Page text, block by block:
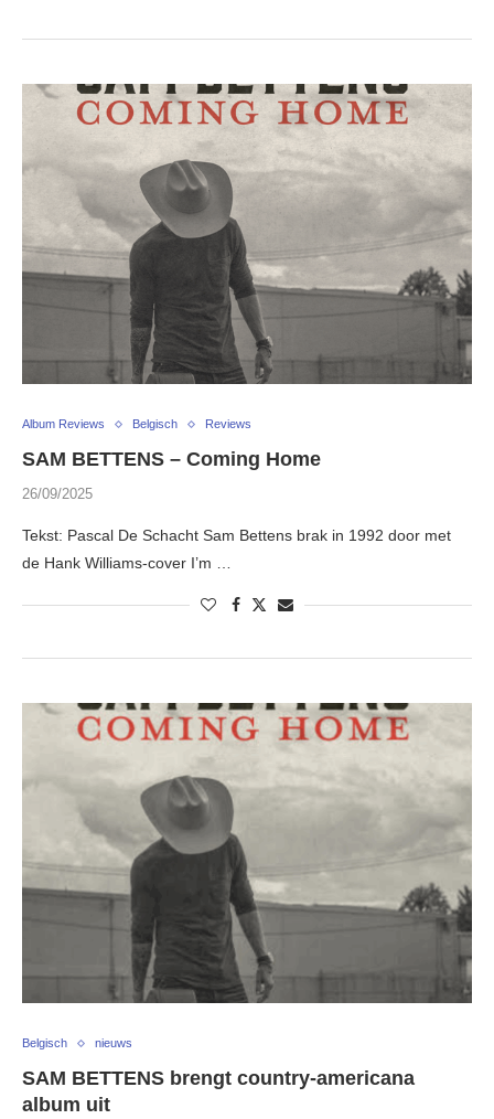
Album Reviews Belgisch Reviews
SAM BETTENS – Coming Home
26/09/2025
Tekst: Pascal De Schacht Sam Bettens brak in 1992 door met
de Hank Williams-cover I’m …
Belgisch nieuws
SAM BETTENS brengt country-americana
album uit